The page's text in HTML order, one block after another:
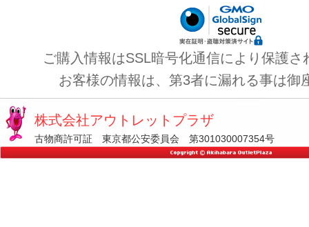
ご購入情報はSSL暗号化通信により保護さ
お客様の情報は、第3者に漏れる事は御
株式会社アウトレットプラザ
古物商許可証 東京都公安委員会 第301030007354号